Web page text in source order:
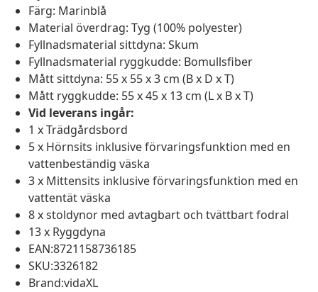
Färg: Marinblå
Material överdrag: Tyg (100% polyester)
Fyllnadsmaterial sittdyna: Skum
Fyllnadsmaterial ryggkudde: Bomullsfiber
Mått sittdyna: 55 x 55 x 3 cm (B x D x T)
Mått ryggkudde: 55 x 45 x 13 cm (L x B x T)
Vid leverans ingår:
1 x Trädgårdsbord
5 x Hörnsits inklusive förvaringsfunktion med en
vattenbeständig väska
3 x Mittensits inklusive förvaringsfunktion med en
vattentät väska
8 x stoldynor med avtagbart och tvättbart fodral
13 x Ryggdyna
EAN:8721158736185
SKU:3326182
Brand:vidaXL